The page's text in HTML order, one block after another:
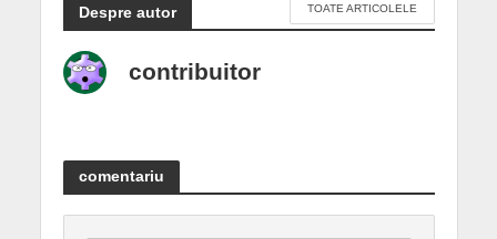
Despre autor TOATE ARTICOLELE
contribuitor
comentariu